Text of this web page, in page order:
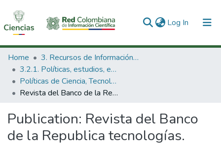
Log In (current)
Communities & Collections
All of DSpace
Statistics
Home
3. Recursos de Información Científica y Tecnológica
3.2.1. Políticas, estudios, evaluaciones e indicadores de CTeI
Políticas de Ciencia, Tecnología e Innovación
Revista del Banco de la Republica tecnologías.
Publication: Revista del Banco
de la Republica tecnologías.